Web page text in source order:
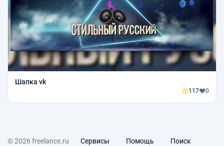
Шапка vk
117 0
© 2026 freelance.ru Сервисы Помощь Поиск